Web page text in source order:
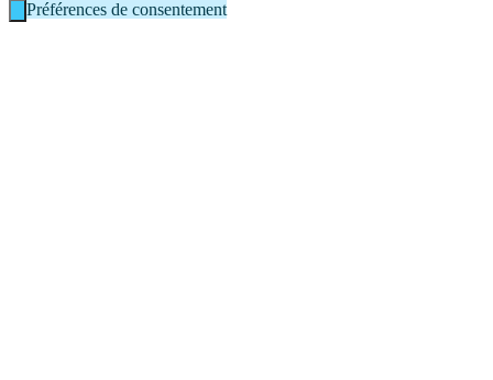
Préférences de consentement